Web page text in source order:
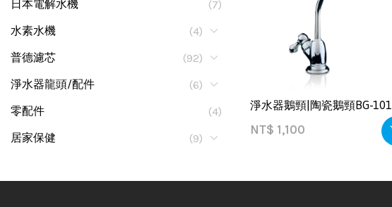
日本電解水機
(7)
水素水機
(4)
普德濾芯
(92)
淨水器龍頭/配件
(6)
零配件
(4)
居家保健
(9)
淨水器鵝頸|陶瓷鵝頸BG-101
NT$ 1,100